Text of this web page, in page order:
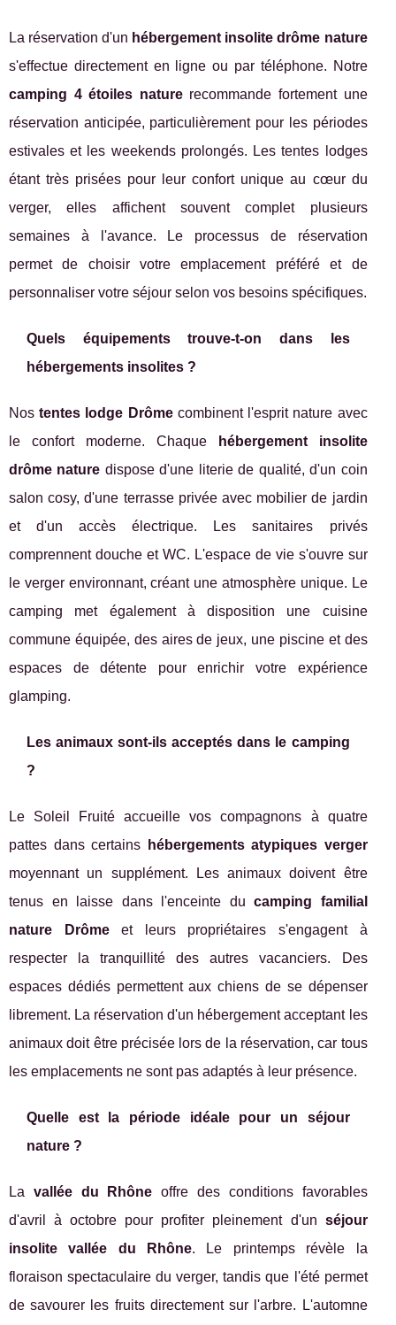
La réservation d'un hébergement insolite drôme nature
s'effectue directement en ligne ou par téléphone. Notre
camping 4 étoiles naturerecommande fortement une
réservation anticipée, particulièrement pour les périodes
estivales et les weekends prolongés. Les tentes lodges
étant très prisées pour leur confort unique au cœur du
verger, elles affichent souvent complet plusieurs
semaines à l'avance. Le processus de réservation
permet de choisir votre emplacement préféré et de
personnaliser votre séjour selon vos besoins spécifiques.
Quels équipements trouve-t-on dans les
hébergements insolites ?
Nostentes lodge Drômecombinent l'esprit nature avec
le confort moderne. Chaque
hébergement insolite
drôme nature dispose d'une literie de qualité, d'un coin
salon cosy, d'une terrasse privée avec mobilier de jardin
et d'un accès électrique. Les sanitaires privés
comprennent douche et WC. L'espace de vie s'ouvre sur
le verger environnant, créant une atmosphère unique. Le
camping met également à disposition une cuisine
commune équipée, des aires de jeux, une piscine et des
espaces de détente pour enrichir votre expérience
glamping.
Les animaux sont-ils acceptés dans le camping
?
Le Soleil Fruité accueille vos compagnons à quatre
pattes dans certains
hébergements atypiques verger
moyennant un supplément. Les animaux doivent être
tenus en laisse dans l'enceinte ducamping familial
nature Drômeet leurs propriétaires s'engagent à
respecter la tranquillité des autres vacanciers. Des
espaces dédiés permettent aux chiens de se dépenser
librement. La réservation d'un hébergement acceptant les
animaux doit être précisée lors de la réservation, car tous
les emplacements ne sont pas adaptés à leur présence.
Quelle est la période idéale pour un séjour
nature ?
La vallée du Rhône offre des conditions favorables
d'avril à octobre pour profiter pleinement d'un séjour
insolite vallée du Rhône. Le printemps révèle la
floraison spectaculaire du verger, tandis que l'été permet
de savourer les fruits directement sur l'arbre. L'automne